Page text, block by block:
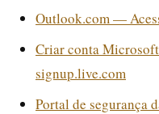
Outlook.com —
Criar conta
signup.live.com
Portal de segurança